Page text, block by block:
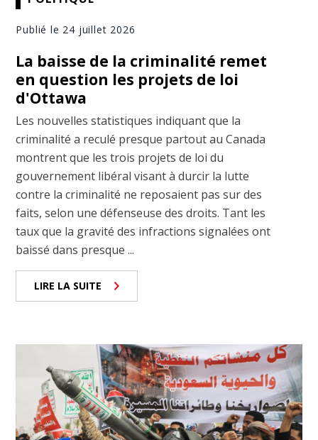
Publié le 24 juillet 2026
La baisse de la criminalité remet
en question les projets de loi
d'Ottawa
Les nouvelles statistiques indiquant que la
criminalité a reculé presque partout au Canada
montrent que les trois projets de loi du
gouvernement libéral visant à durcir la lutte
contre la criminalité ne reposaient pas sur des
faits, selon une défenseuse des droits. Tant les
taux que la gravité des infractions signalées ont
baissé dans presque ...
LIRE LA SUITE